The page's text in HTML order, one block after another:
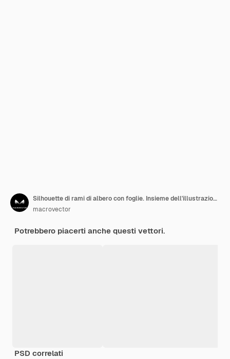
Silhouette di rami di albero con foglie. Insieme dell'illustrazione dell'albero del ramo
macrovector
Potrebbero piacerti anche questi vettori.
PSD correlati